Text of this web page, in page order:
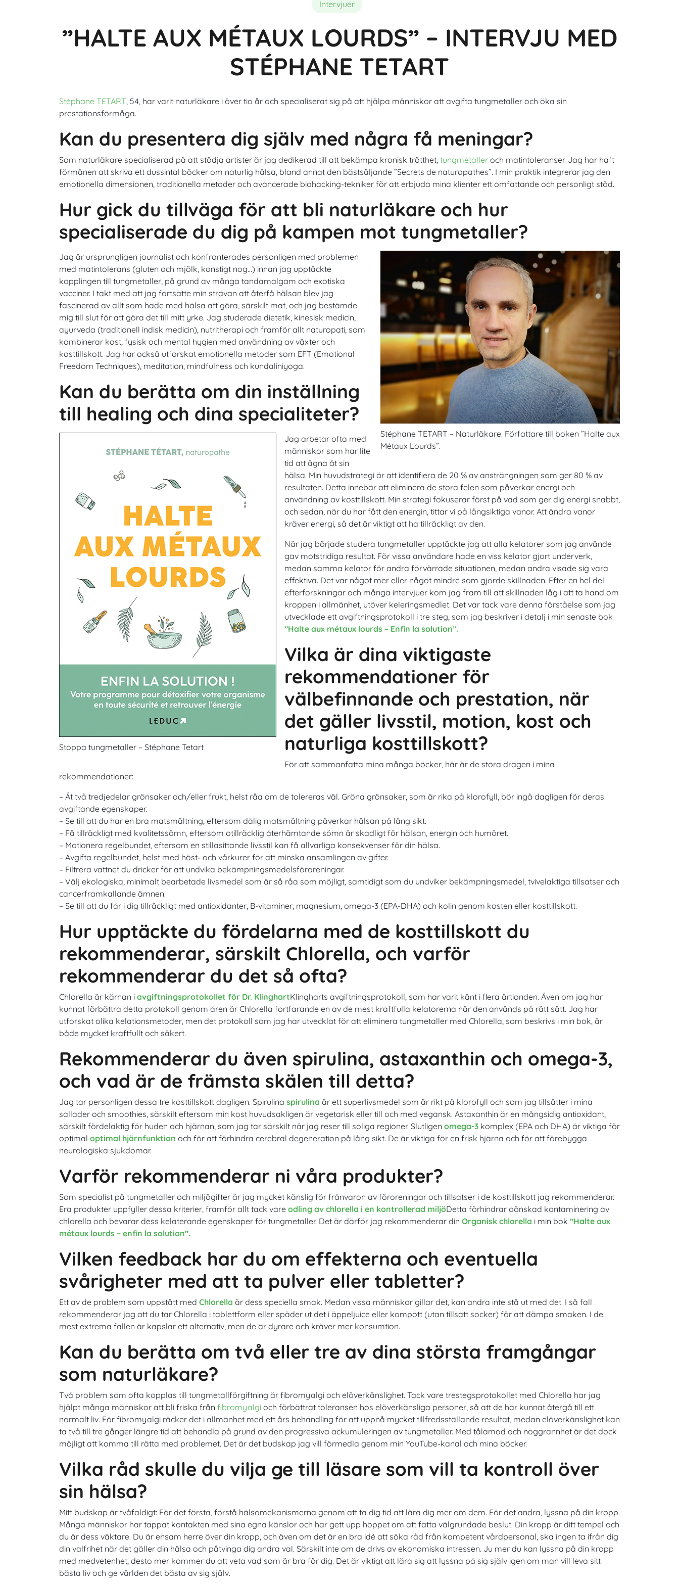
Sammansättning
Bästa ekologiska spirulina
Fördelar med astaxanthin för ögonen och synskärpan
Intervjuer
”HALTE AUX MÉTAUX LOURDS” – INTERVJU MED
STÉPHANE TETART
Stéphane TETART, 54, har varit naturläkare i över tio år och specialiserat sig på att hjälpa människor att avgifta tungmetaller och öka sin
prestationsförmåga.
Kan du presentera dig själv med några få meningar?
Som naturläkare specialiserad på att stödja artister är jag dedikerad till att bekämpa kronisk trötthet, tungmetaller och matintoleranser. Jag har haft
förmånen att skriva ett dussintal böcker om naturlig hälsa, bland annat den bästsäljande ”Secrets de naturopathes”. I min praktik integrerar jag den
emotionella dimensionen, traditionella metoder och avancerade biohacking-tekniker för att erbjuda mina klienter ett omfattande och personligt stöd.
Hur gick du tillväga för att bli naturläkare och hur
specialiserade du dig på kampen mot tungmetaller?
Stéphane TETART – Naturläkare. Författare till boken ”Halte aux
Métaux Lourds”.
Jag är ursprungligen journalist och konfronterades personligen med problemen
med matintolerans (gluten och mjölk, konstigt nog…) innan jag upptäckte
kopplingen till tungmetaller, på grund av många tandamalgam och exotiska
vacciner. I takt med att jag fortsatte min strävan att återfå hälsan blev jag
fascinerad av allt som hade med hälsa att göra, särskilt mat, och jag bestämde
mig till slut för att göra det till mitt yrke. Jag studerade dietetik, kinesisk medicin,
ayurveda (traditionell indisk medicin), nutritherapi och framför allt naturopati, som
kombinerar kost, fysisk och mental hygien med användning av växter och
kosttillskott. Jag har också utforskat emotionella metoder som EFT (Emotional
Freedom Techniques), meditation, mindfulness och kundaliniyoga.
Kan du berätta om din inställning
till healing och dina specialiteter?
Stoppa tungmetaller – Stéphane Tetart
Jag arbetar ofta med
människor som har lite
tid att ägna åt sin
hälsa. Min huvudstrategi är att identifiera de 20 % av ansträngningen som ger 80 % av
resultaten. Detta innebär att eliminera de stora felen som påverkar energi och
användning av kosttillskott. Min strategi fokuserar först på vad som ger dig energi snabbt,
och sedan, när du har fått den energin, tittar vi på långsiktiga vanor. Att ändra vanor
kräver energi, så det är viktigt att ha tillräckligt av den.
När jag började studera tungmetaller upptäckte jag att alla kelatorer som jag använde
gav motstridiga resultat. För vissa användare hade en viss kelator gjort underverk,
medan samma kelator för andra förvärrade situationen, medan andra visade sig vara
effektiva. Det var något mer eller något mindre som gjorde skillnaden. Efter en hel del
efterforskningar och många intervjuer kom jag fram till att skillnaden låg i att ta hand om
kroppen i allmänhet, utöver keleringsmedlet. Det var tack vare denna förståelse som jag
utvecklade ett avgiftningsprotokoll i tre steg, som jag beskriver i detalj i min senaste bok
”Halte aux métaux lourds – Enfin la solution”.
Vilka är dina viktigaste
rekommendationer för
välbefinnande och prestation, när
det gäller livsstil, motion, kost och
naturliga kosttillskott?
För att sammanfatta mina många böcker, här är de stora dragen i mina
rekommendationer:
– Ät två tredjedelar grönsaker och/eller frukt, helst råa om de tolereras väl. Gröna grönsaker, som är rika på klorofyll, bör ingå dagligen för deras
avgiftande egenskaper.
– Se till att du har en bra matsmältning, eftersom dålig matsmältning påverkar hälsan på lång sikt.
– Få tillräckligt med kvalitetssömn, eftersom otillräcklig återhämtande sömn är skadligt för hälsan, energin och humöret.
– Motionera regelbundet, eftersom en stillasittande livsstil kan få allvarliga konsekvenser för din hälsa.
– Avgifta regelbundet, helst med höst- och vårkurer för att minska ansamlingen av gifter.
– Filtrera vattnet du dricker för att undvika bekämpningsmedelsföroreningar.
– Välj ekologiska, minimalt bearbetade livsmedel som är så råa som möjligt, samtidigt som du undviker bekämpningsmedel, tvivelaktiga tillsatser och
cancerframkallande ämnen.
– Se till att du får i dig tillräckligt med antioxidanter, B-vitaminer, magnesium, omega-3 (EPA-DHA) och kolin genom kosten eller kosttillskott.
Hur upptäckte du fördelarna med de kosttillskott du
rekommenderar, särskilt Chlorella, och varför
rekommenderar du det så ofta?
Chlorella är kärnan i avgiftningsprotokollet för Dr. KlinghartKlingharts avgiftningsprotokoll, som har varit känt i flera årtionden. Även om jag har
kunnat förbättra detta protokoll genom åren är Chlorella fortfarande en av de mest kraftfulla kelatorerna när den används på rätt sätt. Jag har
utforskat olika kelationsmetoder, men det protokoll som jag har utvecklat för att eliminera tungmetaller med Chlorella, som beskrivs i min bok, är
både mycket kraftfullt och säkert.
Rekommenderar du även spirulina, astaxanthin och omega-3,
och vad är de främsta skälen till detta?
Jag tar personligen dessa tre kosttillskott dagligen. Spirulina spirulina är ett superlivsmedel som är rikt på klorofyll och som jag tillsätter i mina
sallader och smoothies, särskilt eftersom min kost huvudsakligen är vegetarisk eller till och med vegansk. Astaxanthin är en mångsidig antioxidant,
särskilt fördelaktig för huden och hjärnan, som jag tar särskilt när jag reser till soliga regioner. Slutligen omega-3 komplex (EPA och DHA) är viktiga för
optimal optimal hjärnfunktion och för att förhindra cerebral degeneration på lång sikt. De är viktiga för en frisk hjärna och för att förebygga
neurologiska sjukdomar.
Varför rekommenderar ni våra produkter?
Som specialist på tungmetaller och miljögifter är jag mycket känslig för frånvaron av föroreningar och tillsatser i de kosttillskott jag rekommenderar.
Era produkter uppfyller dessa kriterier, framför allt tack vare odling av chlorella i en kontrollerad miljöDetta förhindrar oönskad kontaminering av
chlorella och bevarar dess kelaterande egenskaper för tungmetaller. Det är därför jag rekommenderar din Organisk chlorella i min bok ”Halte aux
métaux lourds – enfin la solution”.
Vilken feedback har du om effekterna och eventuella
svårigheter med att ta pulver eller tabletter?
Ett av de problem som uppstått med Chlorella är dess speciella smak. Medan vissa människor gillar det, kan andra inte stå ut med det. I så fall
rekommenderar jag att du tar Chlorella i tablettform eller späder ut det i äppeljuice eller kompott (utan tillsatt socker) för att dämpa smaken. I de
mest extrema fallen är kapslar ett alternativ, men de är dyrare och kräver mer konsumtion.
Kan du berätta om två eller tre av dina största framgångar
som naturläkare?
Två problem som ofta kopplas till tungmetallförgiftning är fibromyalgi och elöverkänslighet. Tack vare trestegsprotokollet med Chlorella har jag
hjälpt många människor att bli friska från fibromyalgi och förbättrat toleransen hos elöverkänsliga personer, så att de har kunnat återgå till ett
normalt liv. För fibromyalgi räcker det i allmänhet med ett års behandling för att uppnå mycket tillfredsställande resultat, medan elöverkänslighet kan
ta två till tre gånger längre tid att behandla på grund av den progressiva ackumuleringen av tungmetaller. Med tålamod och noggrannhet är det dock
möjligt att komma till rätta med problemet. Det är det budskap jag vill förmedla genom min YouTube-kanal och mina böcker.
Vilka råd skulle du vilja ge till läsare som vill ta kontroll över
sin hälsa?
Mitt budskap är tvåfaldigt: För det första, förstå hälsomekanismerna genom att ta dig tid att lära dig mer om dem. För det andra, lyssna på din kropp.
Många människor har tappat kontakten med sina egna känslor och har gett upp hoppet om att fatta välgrundade beslut. Din kropp är ditt tempel och
du är dess väktare. Du är ensam herre över din kropp, och även om det är en bra idé att söka råd från kompetent vårdpersonal, ska ingen ta ifrån dig
din valfrihet när det gäller din hälsa och påtvinga dig andra val. Särskilt inte om de drivs av ekonomiska intressen. Ju mer du kan lyssna på din kropp
med medvetenhet, desto mer kommer du att veta vad som är bra för dig. Det är viktigt att lära sig att lyssna på sig själv igen om man vill leva sitt
bästa liv och ge världen det bästa av sig själv.